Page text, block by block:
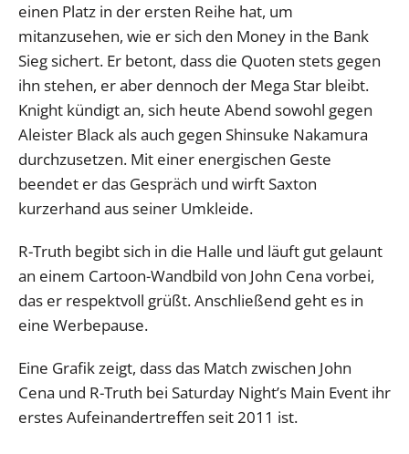
einen Platz in der ersten Reihe hat, um
mitanzusehen, wie er sich den Money in the Bank
Sieg sichert. Er betont, dass die Quoten stets gegen
ihn stehen, er aber dennoch der Mega Star bleibt.
Knight kündigt an, sich heute Abend sowohl gegen
Aleister Black als auch gegen Shinsuke Nakamura
durchzusetzen. Mit einer energischen Geste
beendet er das Gespräch und wirft Saxton
kurzerhand aus seiner Umkleide.
R-Truth begibt sich in die Halle und läuft gut gelaunt
an einem Cartoon-Wandbild von John Cena vorbei,
das er respektvoll grüßt. Anschließend geht es in
eine Werbepause.
Eine Grafik zeigt, dass das Match zwischen John
Cena und R-Truth bei Saturday Night’s Main Event ihr
erstes Aufeinandertreffen seit 2011 ist.